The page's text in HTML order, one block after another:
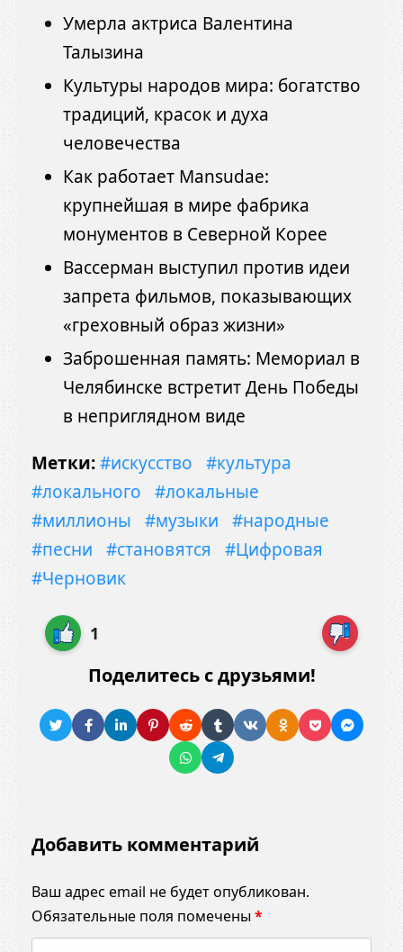
Умерла актриса Валентина
Талызина
Культуры народов мира: богатство
традиций, красок и духа
человечества
Как работает Mansudae:
крупнейшая в мире фабрика
монументов в Северной Корее
Вассерман выступил против идеи
запрета фильмов, показывающих
«греховный образ жизни»
Заброшенная память: Мемориал в
Челябинске встретит День Победы
в неприглядном виде
Метки:#искусство
#культура
#локального
#локальные
#миллионы
#музыки
#народные
#песни
#становятся
#Цифровая
#Черновик
1
Поделитесь с друзьями!
Добавить комментарий
Ваш адрес email не будет опубликован.
Обязательные поля помечены *